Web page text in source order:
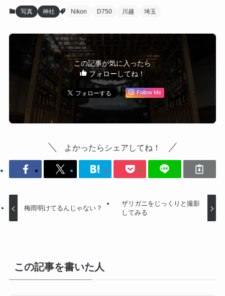
写真 神社 Nikon D750 川越 埼玉
この記事が気に入ったら
フォローしてね！
Follow Me
よかったらシェアしてね！
梅雨明けてるんじゃない？
ザリガニをじっくりと撮影
してみる
この記事を書いた人